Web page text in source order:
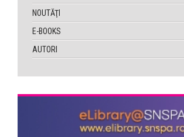
NOUTĂŢI
E-BOOKS
AUTORI